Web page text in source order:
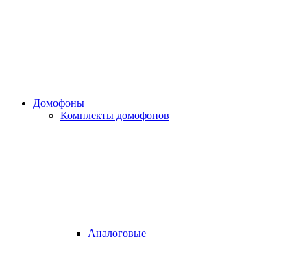
Домофоны
Комплекты домофонов
Аналоговые